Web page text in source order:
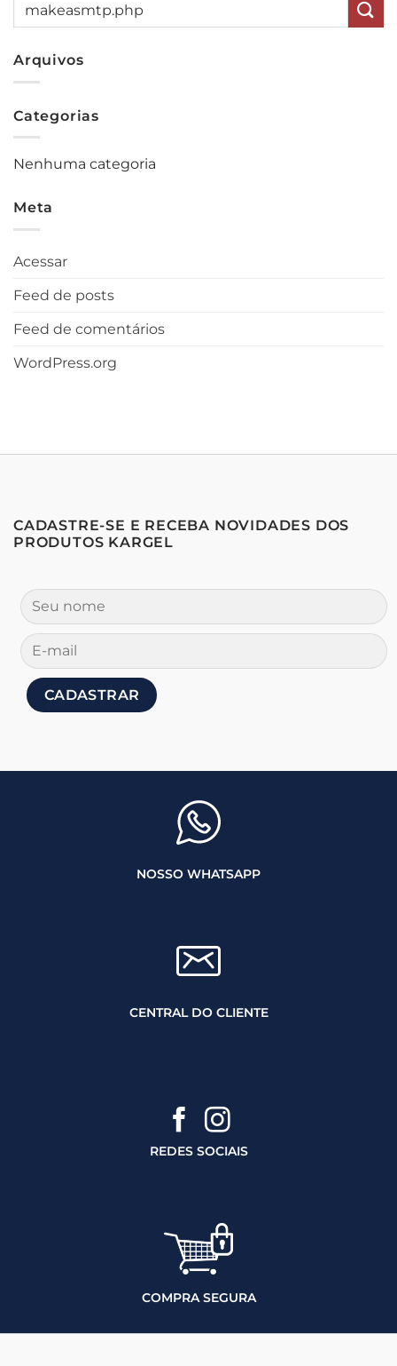
Arquivos
Categorias
Nenhuma categoria
Meta
Acessar
Feed de posts
Feed de comentários
WordPress.org
CADASTRE-SE E RECEBA NOVIDADES DOS
PRODUTOS KARGEL
NOSSO WHATSAPP
CENTRAL DO CLIENTE
REDES SOCIAIS
COMPRA SEGURA